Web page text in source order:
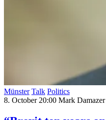
Münster Talk Politics
8. October 20:00 Mark